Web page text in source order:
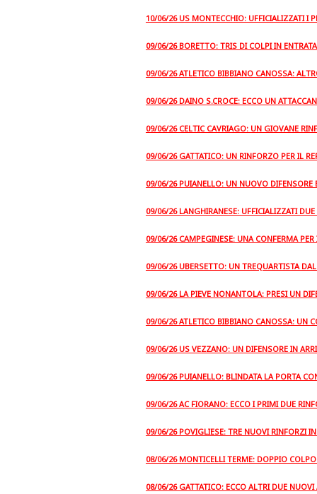
10/06/26 US MONTECCHIO: UFFICIALIZZATI I
09/06/26 BORETTO: TRIS DI COLPI IN ENTRATA
09/06/26 ATLETICO BIBBIANO CANOSSA:
09/06/26 DAINO S.CROCE: ECCO UN
09/06/26 CELTIC CAVRIAGO: UN GIOVANE
09/06/26 GATTATICO: UN RINFORZO PER IL
09/06/26 PUIANELLO: UN NUOVO DIFENSORE
09/06/26 LANGHIRANESE: UFFICIALIZZATI
09/06/26 CAMPEGINESE: UNA CONFERMA
09/06/26 UBERSETTO: UN TREQUARTISTA
09/06/26 LA PIEVE NONANTOLA: PRESI UN
09/06/26 ATLETICO BIBBIANO CANOSSA: UN
09/06/26 US VEZZANO: UN DIFENSORE IN
09/06/26 PUIANELLO: BLINDATA LA PORTA
09/06/26 AC FIORANO: ECCO I PRIMI DUE
09/06/26 POVIGLIESE: TRE NUOVI RINFORZI
08/06/26 MONTICELLI TERME: DOPPIO
08/06/26 GATTATICO: ECCO ALTRI DUE NUOVI